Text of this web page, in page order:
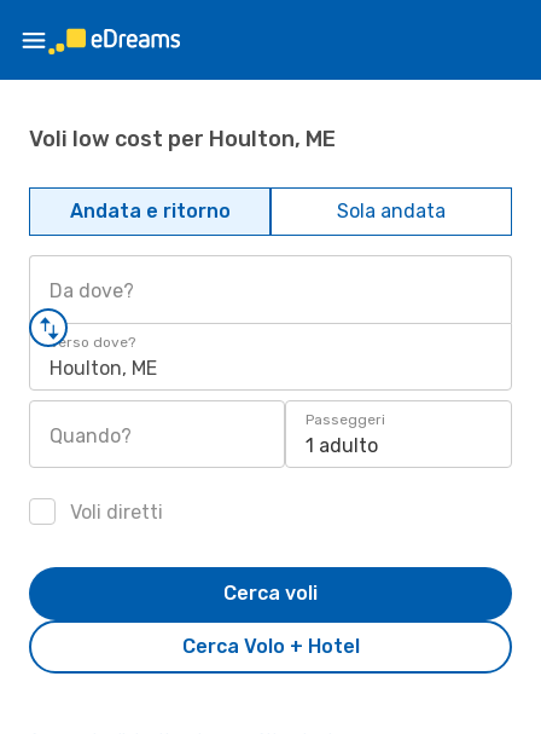
Voli low cost per Houlton, ME
Andata e ritorno Sola andata
Da dove?
Verso dove?
Houlton, ME
Quando?
Passeggeri
1 adulto
Voli diretti
Cerca Volo + Hotel
Cerca voli